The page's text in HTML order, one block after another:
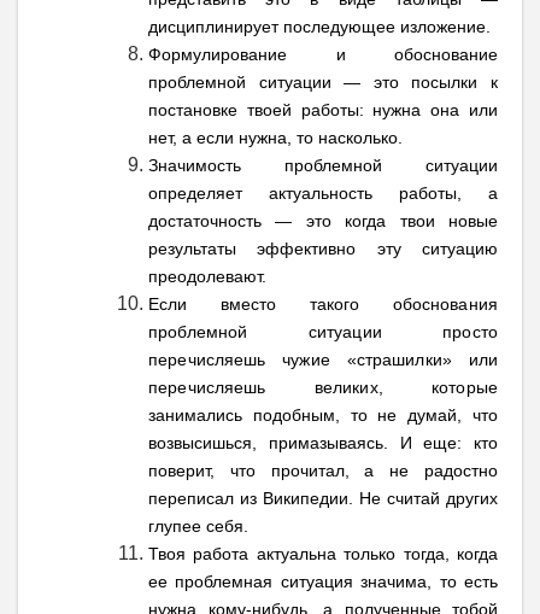
дисциплинирует последующее изложение.
Формулирование и обоснование
проблемной ситуации — это посылки к
постановке твоей работы: нужна она или
нет, а если нужна, то насколько.
Значимость проблемной ситуации
определяет актуальность работы, а
достаточность — это когда твои новые
результаты эффективно эту ситуацию
преодолевают.
Если вместо такого обоснования
проблемной ситуации просто
перечисляешь чужие «страшилки» или
перечисляешь великих, которые
занимались подобным, то не думай, что
возвысишься, примазываясь. И еще: кто
поверит, что прочитал, а не радостно
переписал из Википедии. Не считай других
глупее себя.
Твоя работа актуальна только тогда, когда
ее проблемная ситуация значима, то есть
нужна кому-нибудь, а полученные тобой